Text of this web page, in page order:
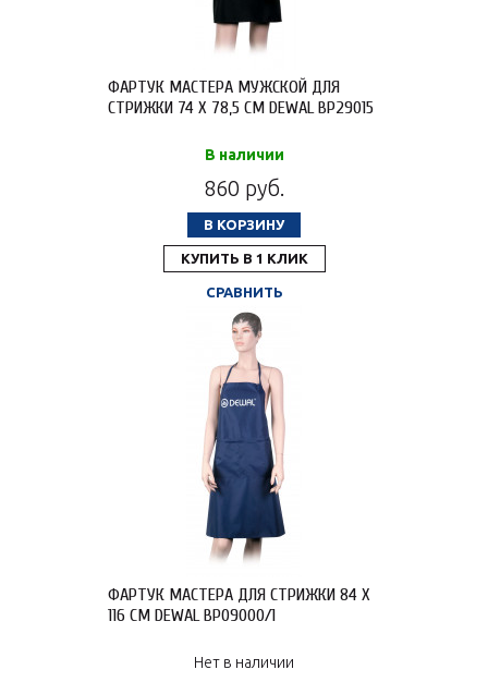
ФАРТУК МАСТЕРА МУЖСКОЙ ДЛЯ
СТРИЖКИ 74 Х 78,5 СМ DEWAL BP29015
В наличии
860 руб.
В КОРЗИНУ
КУПИТЬ В 1 КЛИК
СРАВНИТЬ
ФАРТУК МАСТЕРА ДЛЯ СТРИЖКИ 84 Х
116 СМ DEWAL BP09000/1
Нет в наличии